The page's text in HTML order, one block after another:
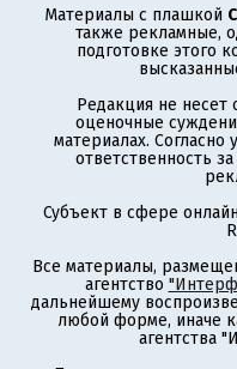
Материалы с плашкой
также рекламные,
подготовке этого
Редакция не несет
оценочные
материалах. Согласно
ответственность
Субъект в сфере
Все материалы,
агентство
дальнейшему
любой форме, иначе
агентства